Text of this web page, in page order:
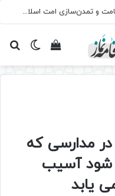
سروده‌ «اربعین»؛ روایت حماسه، استقامت و تمدن‌سازی امت اسلامی
تغییرمشاهده
مدارسی که
شود آسیب
یابد